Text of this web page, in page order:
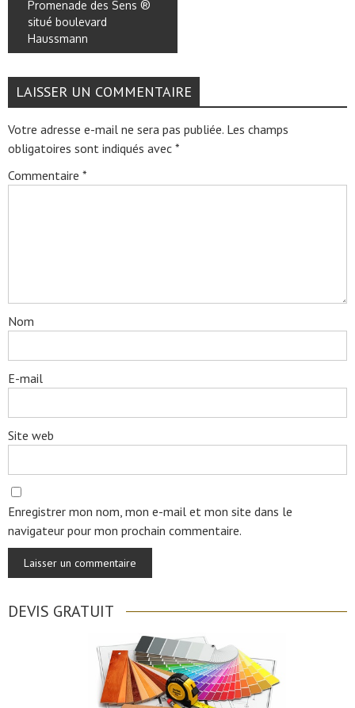
Promenade des Sens ®
situé boulevard
Haussmann
LAISSER UN COMMENTAIRE
Votre adresse e-mail ne sera pas publiée. Les champs
obligatoires sont indiqués avec *
Commentaire *
Nom
E-mail
Site web
Enregistrer mon nom, mon e-mail et mon site dans le
navigateur pour mon prochain commentaire.
DEVIS GRATUIT